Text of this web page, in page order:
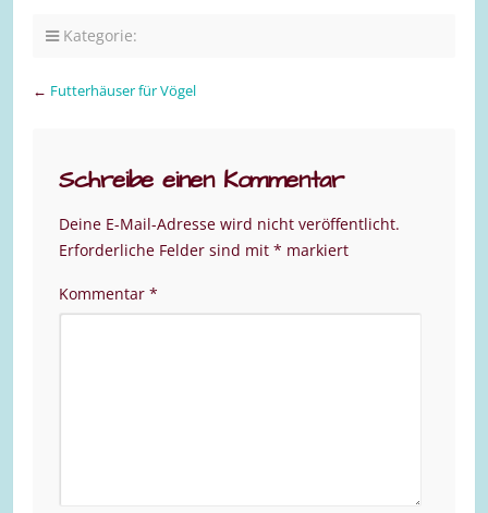
Kategorie:
← Futterhäuser für Vögel
Schreibe einen Kommentar
Deine E-Mail-Adresse wird nicht veröffentlicht.
Erforderliche Felder sind mit * markiert
Kommentar *